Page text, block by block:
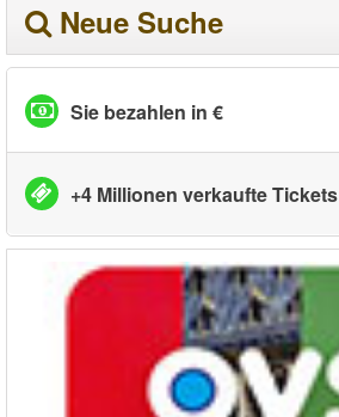
Neue Suche
Sie bezahlen in €
+4 Millionen verkaufte Tickets